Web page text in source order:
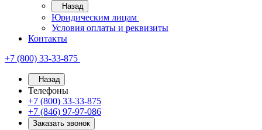
Назад
Юридическим лицам
Условия оплаты и реквизиты
Контакты
+7 (800) 33-33-875
Назад
Телефоны
+7 (800) 33-33-875
+7 (846) 97-97-086
Заказать звонок